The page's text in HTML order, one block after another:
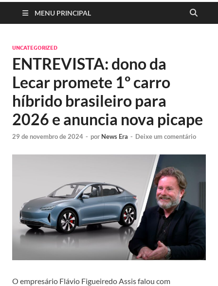
MENU PRINCIPAL
UNCATEGORIZED
ENTREVISTA: dono da
Lecar promete 1º carro
híbrido brasileiro para
2026 e anuncia nova picape
29 de novembro de 2024 - por News Era - Deixe um comentário
O empresário Flávio Figueiredo Assis falou com